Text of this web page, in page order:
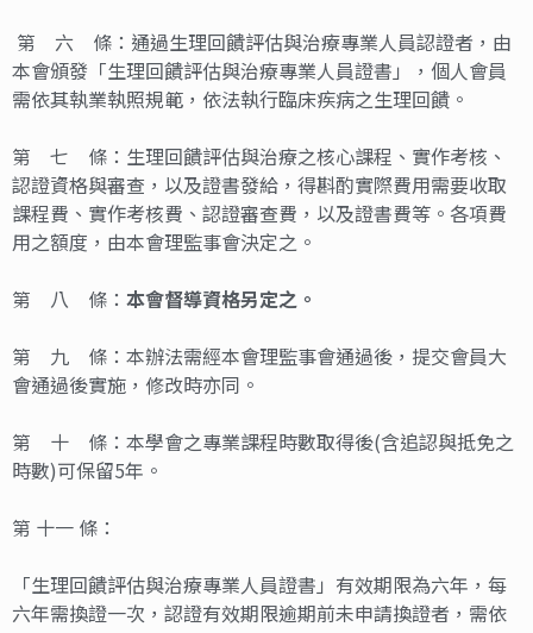
第 六 條：通過生理回饋評估與治療專業人員認證者，由
本會頒發「生理回饋評估與治療專業人員證書」，個人會員
需依其執業執照規範，依法執行臨床疾病之生理回饋。
第 七 條：生理回饋評估與治療之核心課程、實作考核、
認證資格與審查，以及證書發給，得斟酌實際費用需要收取
課程費、實作考核費、認證審查費，以及證書費等。各項費
用之額度，由本會理監事會決定之。
第 八 條： 本會督導資格另定之。
第 九 條：本辦法需經本會理監事會通過後，提交會員大
會通過後實施，修改時亦同。
第 十 條：本學會之專業課程時數取得後(含追認與抵免之
時數)可保留5年。
第 十一 條：
「生理回饋評估與治療專業人員證書」有效期限為六年，每
六年需換證一次，認證有效期限逾期前未申請換證者，需依